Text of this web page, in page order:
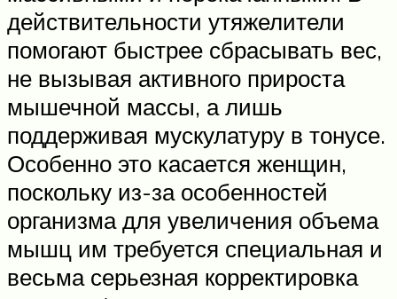
действительности утяжелители
помогают быстрее сбрасывать вес,
не вызывая активного прироста
мышечной массы, а лишь
поддерживая мускулатуру в тонусе.
Особенно это касается женщин,
поскольку из-за особенностей
организма для увеличения объема
мышц им требуется специальная и
весьма серьезная корректировка